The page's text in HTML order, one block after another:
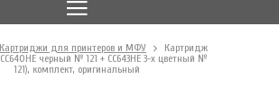
Картриджи для принтеров и МФУ
Картридж
(CC640HE черный № 121 + CC643HE 3-х цветный №
121), комплект, оригинальный